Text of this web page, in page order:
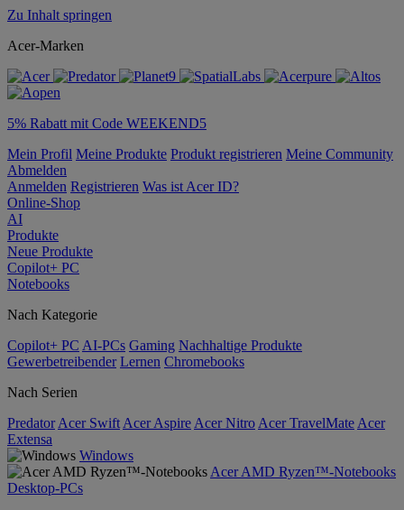
Zu Inhalt springen
Acer-Marken
5% Rabatt mit Code WEEKEND5
Mein Profil Meine Produkte Produkt registrieren Meine Community
Abmelden
Anmelden Registrieren Was ist Acer ID?
Online-Shop
AI
Produkte
Neue Produkte
Copilot+ PC
Notebooks
Nach Kategorie
Copilot+ PC AI-PCs Gaming Nachhaltige Produkte
Gewerbetreibender Lernen Chromebooks
Nach Serien
Predator Acer Swift Acer Aspire Acer Nitro Acer TravelMate Acer
Extensa
Windows
Acer AMD Ryzen™-Notebooks
Desktop-PCs